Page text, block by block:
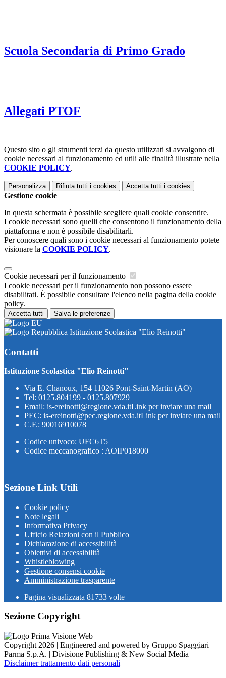
Scuola Secondaria di Primo Grado
Allegati PTOF
Questo sito o gli strumenti terzi da questo utilizzati si avvalgono di
cookie necessari al funzionamento ed utili alle finalità illustrate nella
COOKIE POLICY.
Personalizza Rifiuta tutti i cookies Accetta tutti i cookies
Gestione cookie
In questa schermata è possibile scegliere quali cookie consentire.
I cookie necessari sono quelli che consentono il funzionamento della
piattaforma e non è possibile disabilitarli.
Per conoscere quali sono i cookie necessari al funzionamento potete
visionare la COOKIE POLICY.
Cookie necessari per il funzionamento
I cookie necessari per il funzionamento non possono essere
disabilitati. È possibile consultare l'elenco nella pagina della cookie
policy.
Accetta tutti Salva le preferenze
Istituzione Scolastica "Elio Reinotti"
Contatti
Istituzione Scolastica "Elio Reinotti"
Via E. Chanoux, 154 11026 Pont-Saint-Martin (AO)
Tel: 0125.804199 - 0125.807929
Email: is-ereinotti@regione.vda.itLink per inviare una mail
PEC: is-ereinotti@pec.regione.vda.itLink per inviare una mail
C.F.: 90016910078
Codice univoco: UFC6T5
Codice meccanografico : AOIP018000
Sezione Link Utili
Cookie policy
Note legali
Informativa Privacy
Ufficio Relazioni con il Pubblico
Dichiarazione di accessibilità
Obiettivi di accessibilità
Whistleblowing
Gestione consensi cookie
Amministrazione trasparente
Pagina visualizzata 81733 volte
Sezione Copyright
Copyright 2026 | Engineered and powered by Gruppo Spaggiari
Parma S.p.A. | Divisione Publishing & New Social Media
Disclaimer trattamento dati personali